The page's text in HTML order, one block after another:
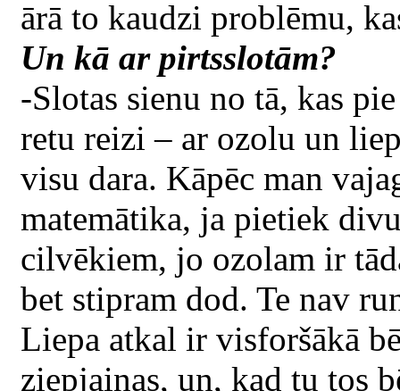
ārā to kaudzi problēmu,
Un kā ar pirtsslotām?
-Slotas sienu no tā, kas
retu reizi – ar ozolu un
visu dara. Kāpēc man
matemātika, ja pietiek
cilvēkiem, jo ozolam ir
bet stipram dod. Te nav
Liepa atkal ir visforšākā
ziepjainas, un, kad tu tos